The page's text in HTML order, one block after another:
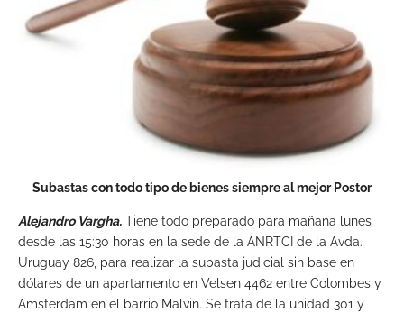
Subastas con todo tipo de bienes siempre al mejor Postor
Alejandro Vargha. Tiene todo preparado para mañana lunes
desde las 15:30 horas en la sede de la ANRTCI de la Avda.
Uruguay 826, para realizar la subasta judicial sin base en
dólares de un apartamento en Velsen 4462 entre Colombes y
Amsterdam en el barrio Malvin. Se trata de la unidad 301 y